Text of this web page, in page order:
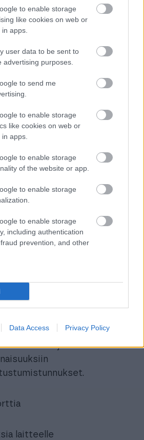
to enable storage
like cookies on web or
apps.
user data to be sent to
advertising purposes.
to send me
to enable storage
like cookies on web or
apps.
to enable storage
of the website or app.
to enable storage
to enable storage
including authentication
prevention, and other
Data Access Privacy Policy
Oy
ja ilman
-ohjelmiston
laitteelle